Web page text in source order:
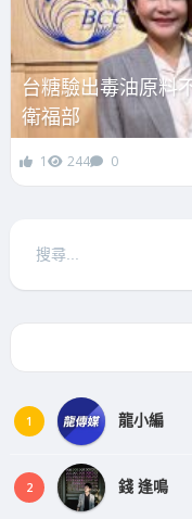
台糖驗出毒油原料
衛福部
1 244 0
搜
1 龍小編
2 錢 逢鳴